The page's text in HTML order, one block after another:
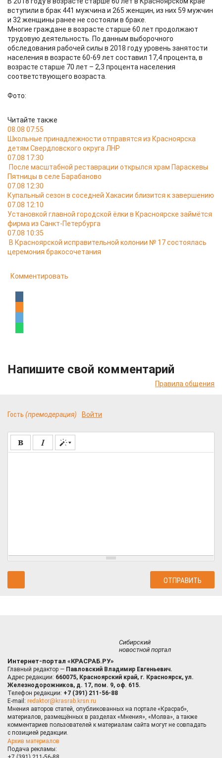
вступили в брак 441 мужчина и 265 женщин, из них 59 мужчин
и 32 женщины ранее не состояли в браке.
Многие граждане в возрасте старше 60 лет продолжают
трудовую деятельность. По данным выборочного
обследования рабочей силы в 2018 году уровень занятости
населения в возрасте 60-69 лет составил 17,4 процента, в
возрасте старше 70 лет – 2,3 процента населения
соответствующего возраста.
Фото:
Читайте также
08.08 07:55
Школьные принадлежности отправятся из Красноярска
детям Свердловского округа ЛНР
07.08 17:30
После масштабной реставрации открылся храм Параскевы
Пятницы в селе Барабаново
07.08 12:30
Купальный сезон в соседней Хакасии близится к завершению
07.08 12:10
Установкой главной городской ёлки в Красноярске займётся
фирма из Санкт-Петербурга
07.08 10:35
В Красноярской исправительной колонии № 17 состоялась
церемония бракосочетания
Комментировать
Напишите свой комментарий
Правила общения
Гость (премодерация) Войти
Сибирский
новостной портал
Интернет-портал «КРАСРАБ.РУ»
Главный редактор — Павловский Владимир Евгеньевич.
Адрес редакции: 660075, Красноярский край, г. Красноярск, ул.
Железнодорожников, д. 17, пом. 9, оф. 615.
Телефон редакции: +7 (391) 211-56-88
E-mail: redaktor@krasrab.krsn.ru
Мнения авторов статей, опубликованных на портале «Красраб»,
материалов, размещённых в разделах «Мнения», «Молва», а также
комментариев пользователей к материалам сайта могут не совпадать
с позицией редакции.
Архив материалов
Подача рекламы: